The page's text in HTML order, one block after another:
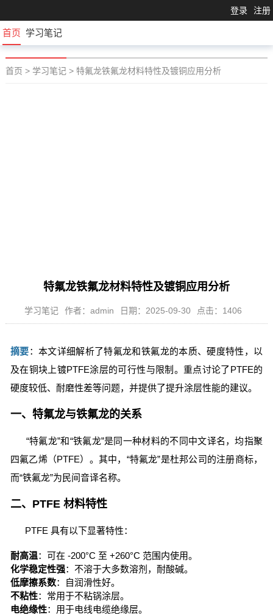
登录 注册
首页 学习笔记
首页 > 学习笔记 > 特氟龙铁氟龙材料特性及镀铜应用分析
特氟龙铁氟龙材料特性及镀铜应用分析
学习笔记 作者：admin 日期：2025-09-30 点击：1406
摘要：本文详细解析了特氟龙和铁氟龙的本质、硬度特性，以
及在铜块上镀PTFE涂层的可行性与限制。重点讨论了PTFE的
硬度较低、耐磨性差等问题，并提供了提升涂层性能的建议。
一、特氟龙与铁氟龙的关系
“特氟龙”和“铁氟龙”是同一种材料的不同中文译名，均指聚
四氟乙烯（PTFE）。其中，“特氟龙”是杜邦公司的注册商标，
而“铁氟龙”为民间音译名称。
二、PTFE 材料特性
PTFE 具有以下显著特性：
耐高温：可在 -200°C 至 +260°C 范围内使用。
化学稳定性强：不溶于大多数溶剂，耐酸碱。
低摩擦系数：自润滑性好。
不粘性：常用于不粘锅涂层。
电绝缘性：用于电线电缆绝缘层。